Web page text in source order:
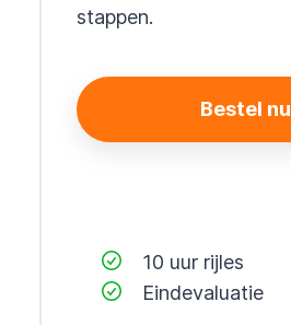
stappen.
Bestel nu
10 uur rijles
Eindevaluatie